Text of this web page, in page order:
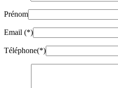
Prénom
Email (*)
Téléphone(*)